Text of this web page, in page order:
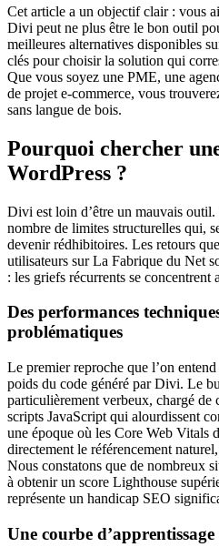
Cet article a un objectif clair : vous
Divi peut ne plus être le bon outil
meilleures alternatives disponibles
clés pour choisir la solution qui
Que vous soyez une PME, une
de projet e-commerce, vous
sans langue de bois.
Pourquoi chercher
WordPress ?
Divi est loin d’être un mauvais
nombre de limites structurelles qui,
devenir rédhibitoires. Les retours
utilisateurs sur La Fabrique du Net
: les griefs récurrents se concentrent
Des performances
problématiques
Le premier reproche que l’on
poids du code généré par Divi. Le
particulièrement verbeux, chargé de
scripts JavaScript qui alourdissent
une époque où les Core Web Vitals
directement le référencement
Nous constatons que de nombreux
à obtenir un score Lighthouse
représente un handicap SEO
Une courbe